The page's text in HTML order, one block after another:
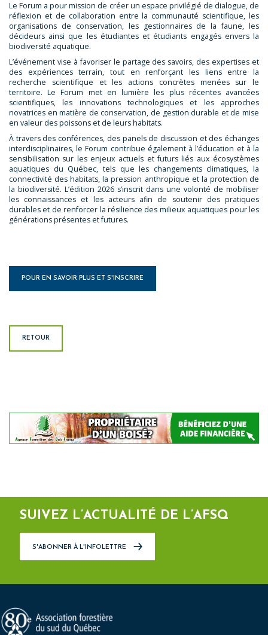
Le Forum a pour mission de créer un espace privilégié de dialogue, de
réflexion et de collaboration entre la communauté scientifique, les
organisations de conservation, les gestionnaires de la faune, les
décideurs ainsi que les étudiantes et étudiants engagés envers la
biodiversité aquatique.
L’événement vise à favoriser le partage des savoirs, des expertises et
des expériences terrain, tout en renforçant les liens entre la
recherche scientifique et les actions concrètes menées sur le
territoire. Le Forum met en lumière les plus récentes avancées
scientifiques, les innovations technologiques et les approches
novatrices en matière de conservation, de gestion durable et de mise
en valeur des poissons et de leurs habitats.
À travers des conférences, des panels de discussion et des échanges
interdisciplinaires, le Forum contribue également à l’éducation et à la
sensibilisation sur les enjeux actuels et futurs liés aux écosystèmes
aquatiques du Québec, tels que les changements climatiques, la
connectivité des habitats, la pression anthropique et la protection de
la biodiversité. L’édition 2026 s’inscrit dans une volonté de mobiliser
les connaissances et les acteurs afin de soutenir des pratiques
durables et de renforcer la résilience des milieux aquatiques pour les
générations présentes et futures.
POUR EN SAVOIR PLUS ET S'INSCRIRE
RETOUR
SUIVEZ L’ACTUALITÉ DE L’AFSQ
S'ABONNER À L'INFOLETTRE